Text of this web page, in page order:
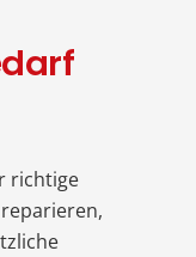
richtige